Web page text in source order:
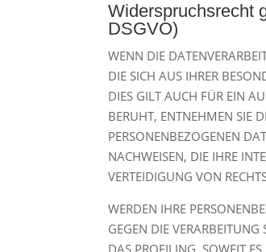
Widerspruchsrecht
DSGVO)
WENN DIE
DIE SICH AUS IHRER
DIES GILT AUCH FÜR EIN
BERUHT, ENTNEHMEN SIE
PERSONENBEZOGENEN
NACHWEISEN, DIE IHRE
VERTEIDIGUNG VON
WERDEN IHRE
GEGEN DIE